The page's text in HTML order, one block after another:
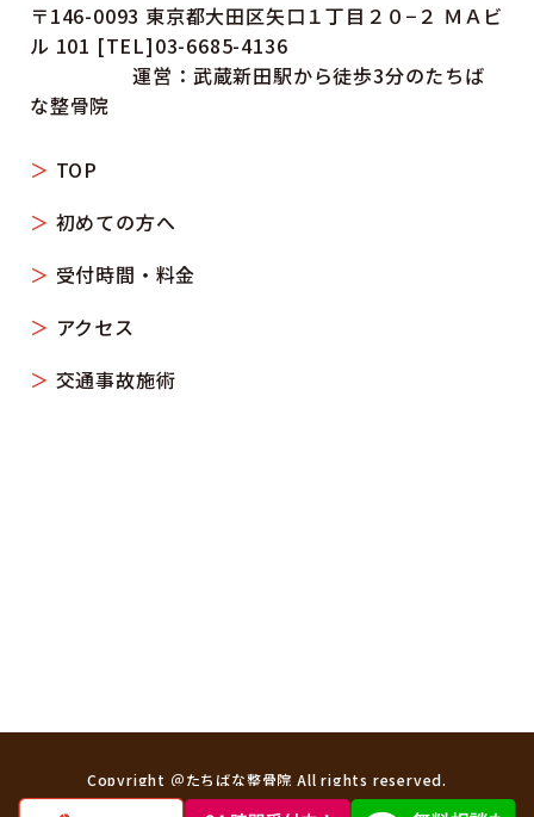
〒146-0093 東京都大田区矢口１丁目２０−２ ＭＡビ
ル 101 [TEL]03-6685-4136
運営：武蔵新田駅から徒歩3分のたちば
な整骨院
TOP
初めての方へ
受付時間・料金
アクセス
交通事故施術
Copyright ＠たちばな整骨院 All rights reserved.